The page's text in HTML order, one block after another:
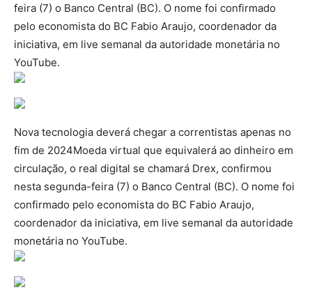
feira (7) o Banco Central (BC). O nome foi confirmado
pelo economista do BC Fabio Araujo, coordenador da
iniciativa, em live semanal da autoridade monetária no
YouTube.
Nova tecnologia deverá chegar a correntistas apenas no
fim de 2024Moeda virtual que equivalerá ao dinheiro em
circulação, o real digital se chamará Drex, confirmou
nesta segunda-feira (7) o Banco Central (BC). O nome foi
confirmado pelo economista do BC Fabio Araujo,
coordenador da iniciativa, em live semanal da autoridade
monetária no YouTube.